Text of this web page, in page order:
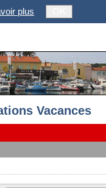
plus
Vacances